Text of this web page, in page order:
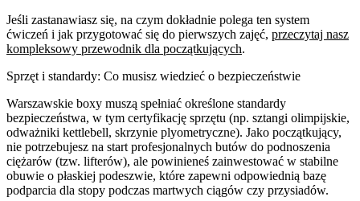
Jeśli zastanawiasz się, na czym dokładnie polega ten system
ćwiczeń i jak przygotować się do pierwszych zajęć, przeczytaj nasz
kompleksowy przewodnik dla początkujących.
Sprzęt i standardy: Co musisz wiedzieć o bezpieczeństwie
Warszawskie boxy muszą spełniać określone standardy
bezpieczeństwa, w tym certyfikację sprzętu (np. sztangi olimpijskie,
odważniki kettlebell, skrzynie plyometryczne). Jako początkujący,
nie potrzebujesz na start profesjonalnych butów do podnoszenia
ciężarów (tzw. lifterów), ale powinieneś zainwestować w stabilne
obuwie o płaskiej podeszwie, które zapewni odpowiednią bazę
podparcia dla stopy podczas martwych ciągów czy przysiadów.